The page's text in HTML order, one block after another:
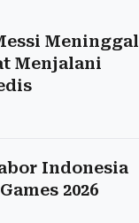
Meninggal
Menjalani
Indonesia
2026